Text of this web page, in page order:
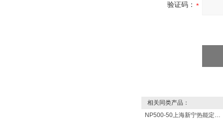
验证码：
相关同类产品：
NP500-50上海新宁热能定制各式不锈钢水箱容器